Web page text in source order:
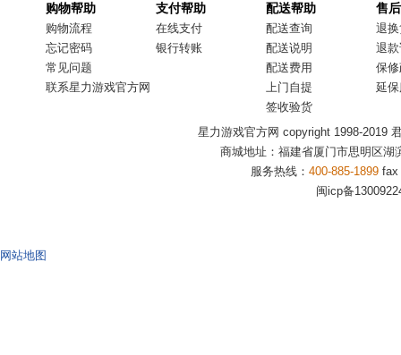
购物帮助
购物流程
忘记密码
常见问题
联系星力游戏官方网
支付帮助
在线支付
银行转账
配送帮助
配送查询
配送说明
配送费用
上门自提
签收验货
售
退
退
保
延
星力游戏官方网 copyright 1998-2019
商城地址：福建省厦门市思明区湖
服务热线： 400-885-1899fax
闽icp备
网站地图